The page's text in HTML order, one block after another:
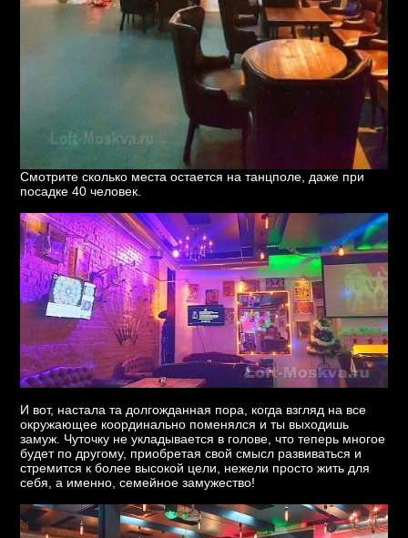
Смотрите сколько места остается на танцполе, даже при
посадке 40 человек.
И вот, настала та долгожданная пора, когда взгляд на все
окружающее координально поменялся и ты выходишь
замуж. Чуточку не укладывается в голове, что теперь многое
будет по другому, приобретая свой смысл развиваться и
стремится к более высокой цели, нежели просто жить для
себя, а именно, семейное замужество!